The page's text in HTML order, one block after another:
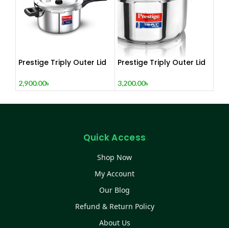
Prestige Triply Outer Lid
Pressure Cooker
|Stainless Steel| Deep Lid
Spillage Control | Even
2,900.00৳
Prestige Triply Outer Lid
Pressure Cooker
|Stainless Steel| Deep Lid
Spillage Control | Even
3,200.00৳
Quick Access
Shop Now
My Account
Our Blog
Refund & Return Policy
About Us